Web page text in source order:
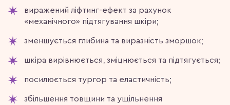
виражений ліфтинг-ефект за рахунок
«механічного» підтягування шкіри;
зменшується глибина та виразність зморшок;
шкіра вирівнюється, зміцнюється та підтягується;
посилюється тургор та еластичність;
збільшення товщини та ущільнення